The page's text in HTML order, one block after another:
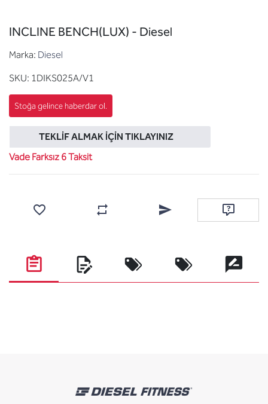
INCLINE BENCH(LUX) - Diesel
Marka: Diesel
SKU: 1DIKS025A/V1
TEKLIF ALMAK İÇIN TIKLAYINIZ
Vade Farksız 6 Taksit
Karşılaştırma listesine ekleArkadaşına e-posta ile
Soru sor